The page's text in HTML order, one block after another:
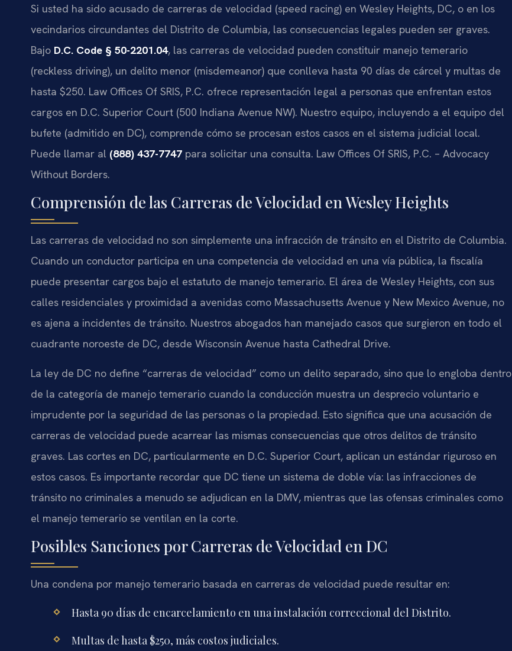
Si usted ha sido acusado de carreras de velocidad (speed racing) en Wesley Heights, DC, o en los
vecindarios circundantes del Distrito de Columbia, las consecuencias legales pueden ser graves.
Bajo D.C. Code § 50-2201.04, las carreras de velocidad pueden constituir manejo temerario
(reckless driving), un delito menor (misdemeanor) que conlleva hasta 90 días de cárcel y multas de
hasta $250. Law Offices Of SRIS, P.C. ofrece representación legal a personas que enfrentan estos
cargos en D.C. Superior Court (500 Indiana Avenue NW). Nuestro equipo, incluyendo a el equipo del
bufete (admitido en DC), comprende cómo se procesan estos casos en el sistema judicial local.
Puede llamar al (888) 437-7747 para solicitar una consulta. Law Offices Of SRIS, P.C. – Advocacy
Without Borders.
Comprensión de las Carreras de Velocidad en Wesley Heights
Las carreras de velocidad no son simplemente una infracción de tránsito en el Distrito de Columbia.
Cuando un conductor participa en una competencia de velocidad en una vía pública, la fiscalía
puede presentar cargos bajo el estatuto de manejo temerario. El área de Wesley Heights, con sus
calles residenciales y proximidad a avenidas como Massachusetts Avenue y New Mexico Avenue, no
es ajena a incidentes de tránsito. Nuestros abogados han manejado casos que surgieron en todo el
cuadrante noroeste de DC, desde Wisconsin Avenue hasta Cathedral Drive.
La ley de DC no define “carreras de velocidad” como un delito separado, sino que lo engloba dentro
de la categoría de manejo temerario cuando la conducción muestra un desprecio voluntario e
imprudente por la seguridad de las personas o la propiedad. Esto significa que una acusación de
carreras de velocidad puede acarrear las mismas consecuencias que otros delitos de tránsito
graves. Las cortes en DC, particularmente en D.C. Superior Court, aplican un estándar riguroso en
estos casos. Es importante recordar que DC tiene un sistema de doble vía: las infracciones de
tránsito no criminales a menudo se adjudican en la DMV, mientras que las ofensas criminales como
el manejo temerario se ventilan en la corte.
Posibles Sanciones por Carreras de Velocidad en DC
Una condena por manejo temerario basada en carreras de velocidad puede resultar en:
Hasta 90 días de encarcelamiento en una instalación correccional del Distrito.
Multas de hasta $250, más costos judiciales.